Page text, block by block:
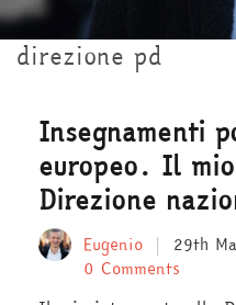
direzione pd
Insegnamenti
europeo. Il
Direzione
Eugenio 29th
0 Comments